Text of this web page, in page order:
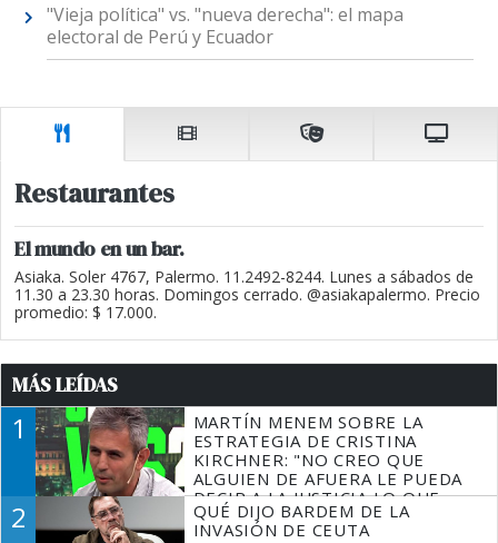
"Vieja política" vs. "nueva derecha": el mapa
electoral de Perú y Ecuador
Restaurantes
El mundo en un bar.
Asiaka. Soler 4767, Palermo. 11.2492-8244. Lunes a sábados de
11.30 a 23.30 horas. Domingos cerrado. @asiakapalermo. Precio
promedio: $ 17.000.
MÁS LEÍDAS
1
MARTÍN MENEM SOBRE LA
ESTRATEGIA DE CRISTINA
KIRCHNER: "NO CREO QUE
ALGUIEN DE AFUERA LE PUEDA
DECIR A LA JUSTICIA LO QUE
TIENE QUE HACER"
2
QUÉ DIJO BARDEM DE LA
INVASIÓN DE CEUTA